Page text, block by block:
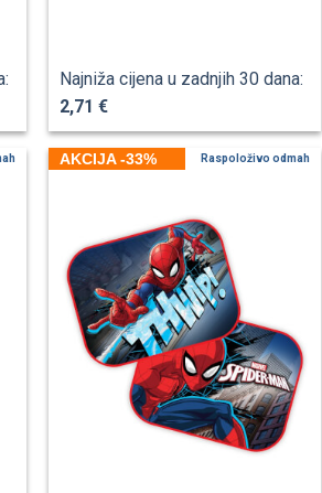
Najniža cijena u zadnjih 30 dana:
2,71 €
AKCIJA -33% Raspoloživo odmah